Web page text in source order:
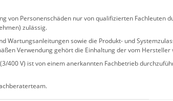
von Personenschäden nur von qualifizierten Fachleuten
zulässig.
Wartungsanleitungen sowie die Produkt- und
Verwendung gehört die Einhaltung der vom
400 V) ist von einem anerkannten Fachbetrieb